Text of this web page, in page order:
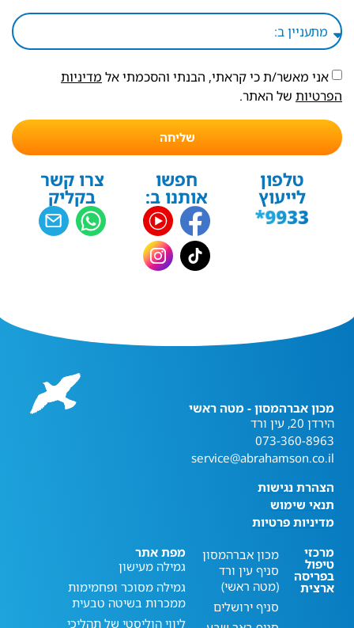
אני מאשר/ת כי קראתי, הבנתי והסכמתי אל מדיניות
הפרטיות של האתר.
שליחה
טלפון
לייעוץ
חפשו
אותנו ב:
צרו קשר
בקליק
מכון אברהמסון - מטה ראשי
הירדן 20, עין ורד
073-360-8963
service@abrahamson.co.il
הצהרת נגישות
תנאי שימוש
מדיניות פרטיות
מרכזי
טיפול
בפריסה
ארצית
מכון אברהמסון
סניף עין ורד
(מטה ראשי)
סניף ירושלים
מפת אתר
גמילה מעישון
גמילה מסוכר ופחמימות
ממכרות בשיטה טבעית
ליווי הוליסטי של תהליכי